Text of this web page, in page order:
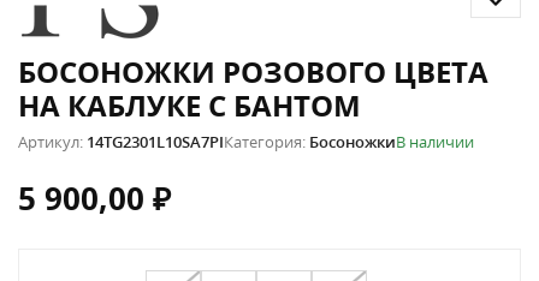
БОСОНОЖКИ РОЗОВОГО ЦВЕТА
НА КАБЛУКЕ С БАНТОМ
Артикул: 14TG2301L10SA7PIКатегория: БосоножкиВ наличии
5 900,00 ₽